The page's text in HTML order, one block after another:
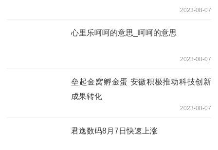
2023-08-07
心里乐呵呵的意思_呵呵的意思
2023-08-07
垒起金窝孵金蛋 安徽积极推动科技创新
成果转化
2023-08-07
君逸数码8月7日快速上涨